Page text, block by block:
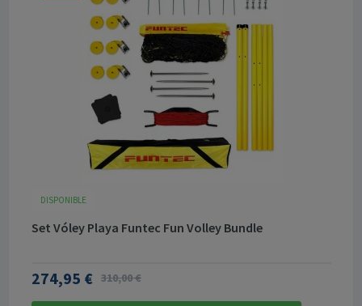
DISPONIBLE
Set Vóley Playa Funtec Fun Volley Bundle
274,95 € 310,00 €